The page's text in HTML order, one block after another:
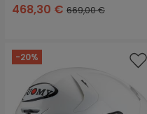
468,30 € 669,00 €
-20%